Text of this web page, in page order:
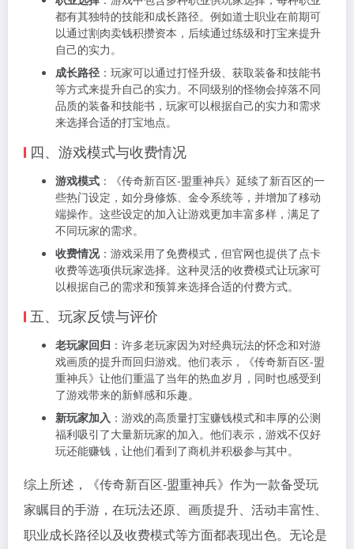
都有其独特的技能和成长路径。例如道士职业在前期可
以通过割肉卖钱积攒资本，后续通过练级和打宝来提升
自己的实力。
成长路径 ：玩家可以通过打怪升级、获取装备和技能书
等方式来提升自己的实力。不同级别的怪物会掉落不同
品质的装备和技能书，玩家可以根据自己的实力和需求
来选择合适的打宝地点。
四、游戏模式与收费情况
游戏模式 ：《传奇新百区-盟重神兵》延续了新百区的一
些热门设定，如分身修炼、金令系统等，并增加了移动
端操作。这些设定的加入让游戏更加丰富多样，满足了
不同玩家的需求。
收费情况：游戏采用了免费模式，但官网也提供了点卡
收费等选项供玩家选择。这种灵活的收费模式让玩家可
以根据自己的需求和预算来选择合适的付费方式。
五、玩家反馈与评价
老玩家回归 ：许多老玩家因为对经典玩法的怀念和对游
戏画质的提升而回归游戏。他们表示，《传奇新百区-盟
重神兵》让他们重温了当年的热血岁月，同时也感受到
了游戏带来的新鲜感和乐趣。
新玩家加入 ：游戏的高质量打宝赚钱模式和丰厚的公测
福利吸引了大量新玩家的加入。他们表示，游戏不仅好
玩还能赚钱，让他们看到了商机并积极参与其中。
综上所述，《传奇新百区-盟重神兵》作为一款备受玩
家瞩目的手游，在玩法还原、画质提升、活动丰富性、
职业成长路径以及收费模式等方面都表现出色。无论是